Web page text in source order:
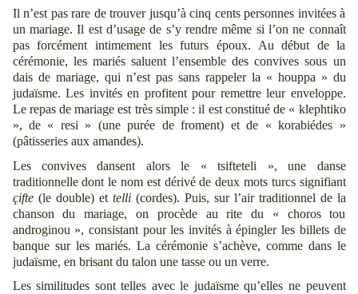
Il n’est pas rare de trouver jusqu’à cinq cents personnes invitées à
un mariage. Il est d’usage de s’y rendre même si l’on ne connaît
pas forcément intimement les futurs époux. Au début de la
cérémonie, les mariés saluent l’ensemble des convives sous un
dais de mariage, qui n’est pas sans rappeler la « houppa » du
judaïsme. Les invités en profitent pour remettre leur enveloppe.
Le repas de mariage est très simple : il est constitué de « klephtiko
», de « resi » (une purée de froment) et de « korabiédes »
(pâtisseries aux amandes).
Les convives dansent alors le « tsifteteli », une danse
traditionnelle dont le nom est dérivé de deux mots turcs signifiant
çifte(le double) et telli(cordes). Puis, sur l’air traditionnel de la
chanson du mariage, on procède au rite du « choros tou
androginou », consistant pour les invités à épingler les billets de
banque sur les mariés. La cérémonie s’achève, comme dans le
judaïsme, en brisant du talon une tasse ou un verre.
Les similitudes sont telles avec le judaïsme qu’elles ne peuvent